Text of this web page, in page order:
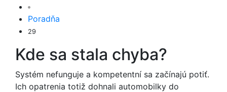
Poradňa
29
Kde sa stala chyba?
Systém nefunguje a kompetentní sa začínajú potiť.
Ich opatrenia totiž dohnali automobilky do